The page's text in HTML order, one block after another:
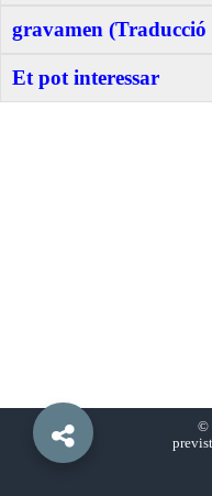
gravamen (Traducció
Et pot interessar
©